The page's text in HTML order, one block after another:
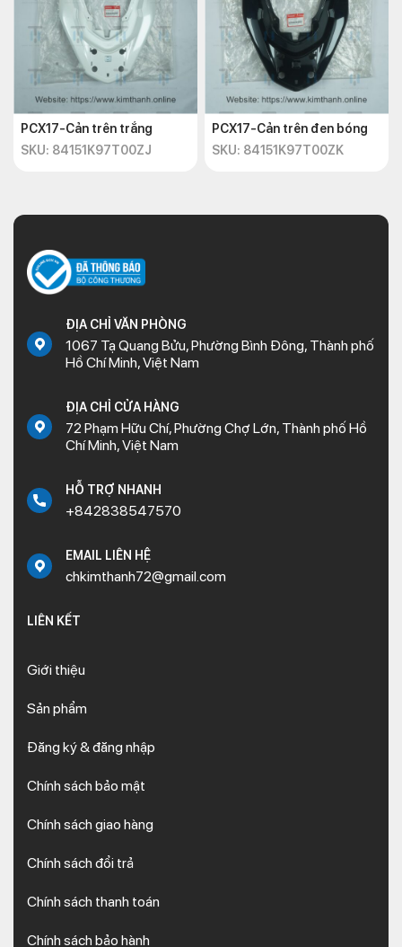
PCX17-Cản trên trắng
SKU: 84151K97T00ZJ
PCX17-Cản trên đen bóng
SKU: 84151K97T00ZK
ĐỊA CHỈ VĂN PHÒNG
1067 Tạ Quang Bửu, Phường Bình Đông, Thành phố
Hồ Chí Minh, Việt Nam
ĐỊA CHỈ CỬA HÀNG
72 Phạm Hữu Chí, Phường Chợ Lớn, Thành phố Hồ
Chí Minh, Việt Nam
HỖ TRỢ NHANH
+842838547570
EMAIL LIÊN HỆ
chkimthanh72@gmail.com
LIÊN KẾT
Giới thiệu
Sản phẩm
Đăng ký & đăng nhập
Chính sách bảo mật
Chính sách giao hàng
Chính sách đổi trả
Chính sách thanh toán
Chính sách bảo hành